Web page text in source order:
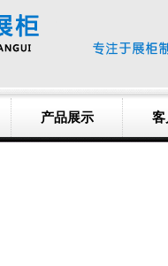
产品展示 客